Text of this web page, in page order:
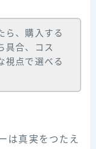
ら、購入する
具合、コス
視点で選べる
は真実をつたえ